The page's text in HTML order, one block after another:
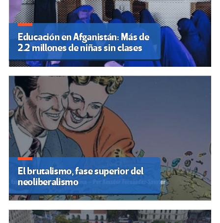
Educación en Afganistán: Más de
2.2 millones de niñas sin clases
El brutalismo, fase superior del
neoliberalismo